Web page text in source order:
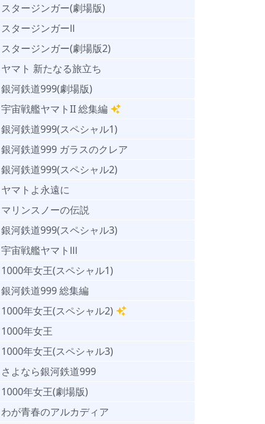
スタージンガー(劇場版)
スタージンガーⅡ
スタージンガー(劇場版2)
ヤマト 新たなる旅立ち
銀河鉄道999(劇場版)
宇宙戦艦ヤマトII 総集編
銀河鉄道999(スペシャル1)
銀河鉄道999 ガラスのクレア
銀河鉄道999(スペシャル2)
ヤマトよ永遠に
マリンスノーの伝説
銀河鉄道999(スペシャル3)
宇宙戦艦ヤマトⅢ
1000年女王(スペシャル1)
銀河鉄道999 総集編
1000年女王(スペシャル2)
1000年女王
1000年女王(スペシャル3)
さよなら銀河鉄道999
1000年女王(劇場版)
わが青春のアルカディア